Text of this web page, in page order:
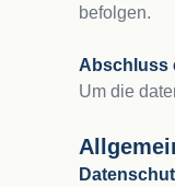
befolgen.
Abschluss
Um die